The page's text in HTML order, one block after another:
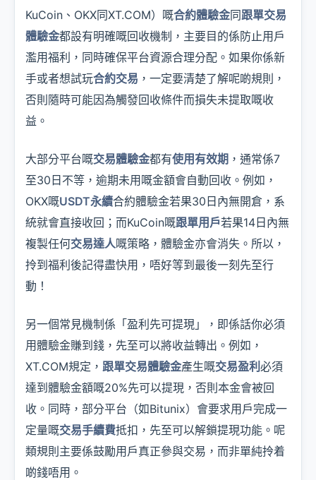
KuCoin、OKX同XT.COM）嘅合約體驗金同跟單交易
體驗金都設有明確嘅回收機制，主要目的係防止用戶
濫用福利，同時確保平台資源合理分配。如果你係新
手或者想試玩合約交易 ，一定要清楚了解呢啲規則，
否則隨時可能因為觸發回收條件而損失未提取嘅收
益。
大部分平台嘅交易體驗金都有使用有效期 ，通常係7
至30日不等，逾期未用嘅金額會自動回收。例如，
OKX嘅USDT永續合約體驗金若果30日內無開倉，系
統就會直接收回；而KuCoin嘅跟單用戶若果14日內無
複製任何交易達人嘅策略，體驗金亦會消失。所以，
拎到福利後記得盡快用，唔好等到最後一刻先至行
動！
另一個常見機制係「盈利先可提現」，即係話你必須
用體驗金賺到錢，先至可以將收益轉出。例如，
XT.COM規定， 跟單交易體驗金產生嘅交易盈利 必須
達到體驗金額嘅20%先可以提現，否則本金會被回
收。同時，部分平台（如Bitunix）會要求用戶完成一
定量嘅交易手續費抵扣，先至可以解鎖提現功能。呢
類規則主要係鼓勵用戶真正參與交易，而非單純拎着
啲錢唔用。